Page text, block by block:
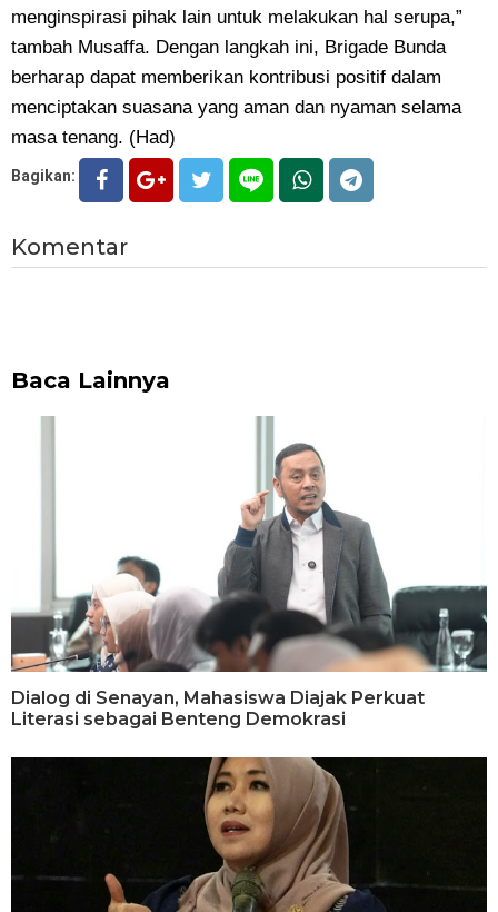
menginspirasi pihak lain untuk melakukan hal serupa,”
tambah Musaffa. Dengan langkah ini, Brigade Bunda
berharap dapat memberikan kontribusi positif dalam
menciptakan suasana yang aman dan nyaman selama
masa tenang. (Had)
Bagikan:
Komentar
Baca Lainnya
Dialog di Senayan, Mahasiswa Diajak Perkuat
Literasi sebagai Benteng Demokrasi